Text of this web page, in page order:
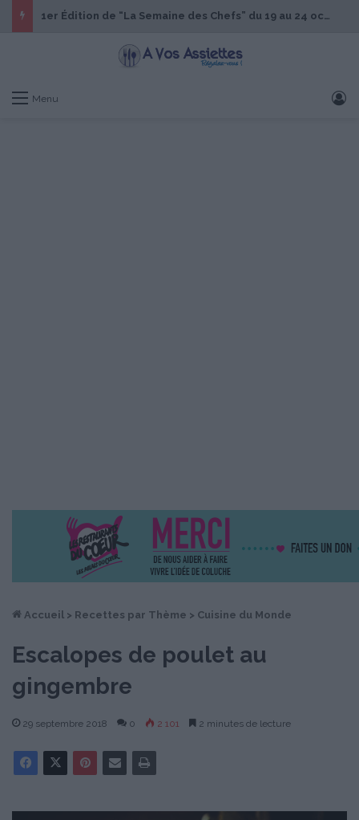
1er Édition de “La Semaine des Chefs” du 19 au 24 octobre 2026
Menu
Accueil > Recettes par Thème > Cuisine du Monde
Escalopes de poulet au
gingembre
29 septembre 2018 0 2 101 2 minutes de lecture